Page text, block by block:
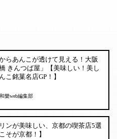
らあんこが透けて見える！大阪
橋 きんつば屋」【美味しい！美し
こ銘菓名店GP！】
和樂web編集部
ンが美味しい、京都の喫茶店5選
そが京都！】